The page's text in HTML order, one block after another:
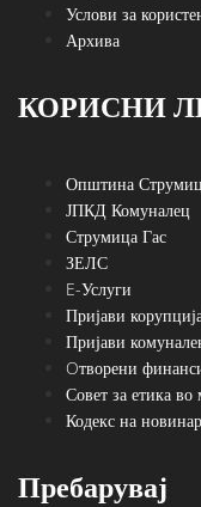
Услови за
Архива
КОРИСНИ
Општина
ЈПКД Комуналец
Струмица Гас
ЗЕЛС
E-Услуги
Пријави
Пријави
Oтворени
Совет за етика
Кодекс на
Пребарувај